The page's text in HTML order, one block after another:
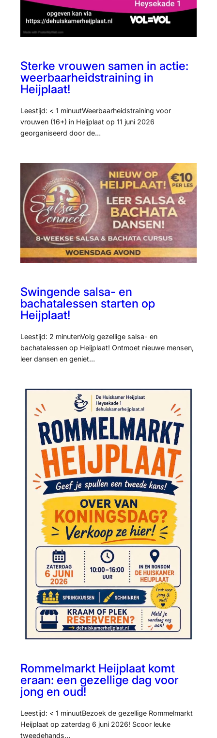
Sterke vrouwen samen in actie:
weerbaarheidstraining in
Heijplaat!
Leestijd: < 1 minuutWeerbaarheidstraining voor
vrouwen (16+) in Heijplaat op 11 juni 2026
georganiseerd door de…
Swingende salsa- en
bachatalessen starten op
Heijplaat!
Leestijd: 2 minutenVolg gezellige salsa- en
bachatalessen op Heijplaat! Ontmoet nieuwe mensen,
leer dansen en geniet…
Rommelmarkt Heijplaat komt
eraan: een gezellige dag voor
jong en oud!
Leestijd: < 1 minuutBezoek de gezellige Rommelmarkt
Heijplaat op zaterdag 6 juni 2026! Scoor leuke
tweedehands…